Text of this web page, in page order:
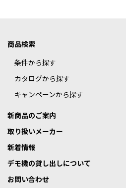
商品検索
条件から探す
カタログから探す
キャンペーンから探す
新商品のご案内
取り扱いメーカー
新着情報
デモ機の貸し出しについて
お問い合わせ